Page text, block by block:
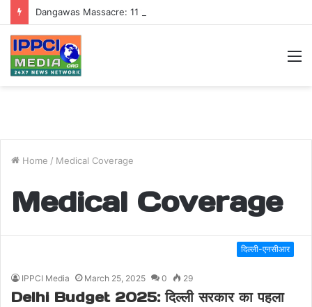
Home / Medical Coverage
Medical Coverage
दिल्ली-एनसीआर
IPPCI Media March 25, 2025 0 29
Delhi Budget 2025: दिल्ली सरकार का पहला